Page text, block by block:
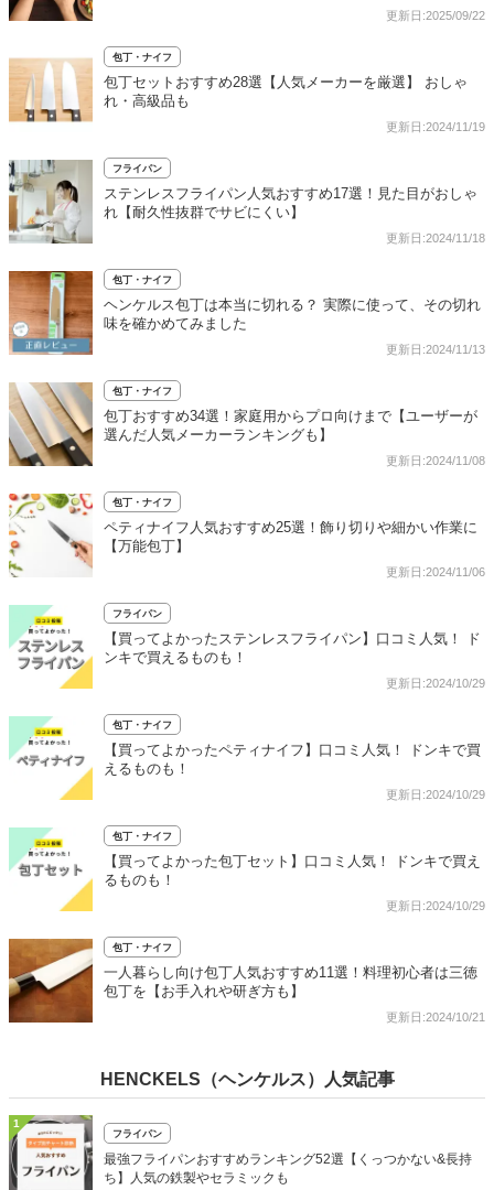
更新日:2025/09/22
包丁・ナイフ
包丁セットおすすめ28選【人気メーカーを厳選】 おしゃ
れ・高級品も
更新日:2024/11/19
フライパン
ステンレスフライパン人気おすすめ17選！見た目がおしゃ
れ【耐久性抜群でサビにくい】
更新日:2024/11/18
包丁・ナイフ
ヘンケルス包丁は本当に切れる？ 実際に使って、その切れ
味を確かめてみました
更新日:2024/11/13
包丁・ナイフ
包丁おすすめ34選！家庭用からプロ向けまで【ユーザーが
選んだ人気メーカーランキングも】
更新日:2024/11/08
包丁・ナイフ
ペティナイフ人気おすすめ25選！飾り切りや細かい作業に
【万能包丁】
更新日:2024/11/06
フライパン
【買ってよかったステンレスフライパン】口コミ人気！ ド
ンキで買えるものも！
更新日:2024/10/29
包丁・ナイフ
【買ってよかったペティナイフ】口コミ人気！ ドンキで買
えるものも！
更新日:2024/10/29
包丁・ナイフ
【買ってよかった包丁セット】口コミ人気！ ドンキで買え
るものも！
更新日:2024/10/29
包丁・ナイフ
一人暮らし向け包丁人気おすすめ11選！料理初心者は三徳
包丁を【お手入れや研ぎ方も】
更新日:2024/10/21
HENCKELS（ヘンケルス）人気記事
1
フライパン
最強フライパンおすすめランキング52選【くっつかない&長持
ち】人気の鉄製やセラミックも